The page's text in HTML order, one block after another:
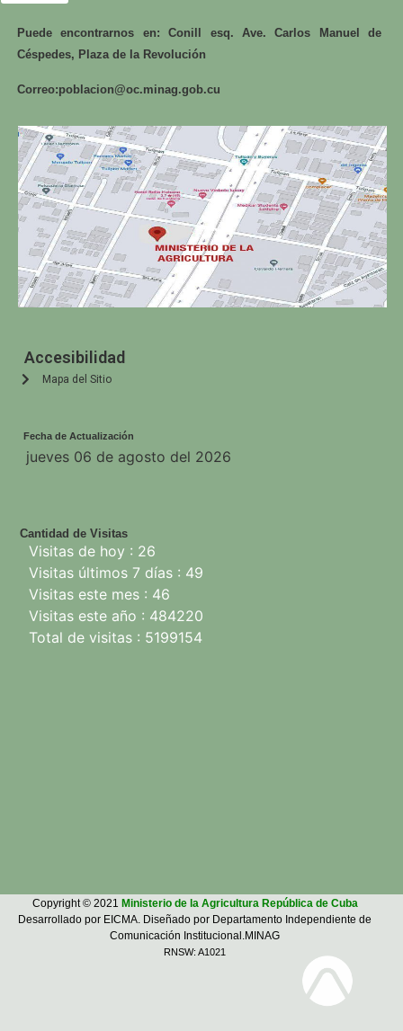
Puede encontrarnos en: Conill esq. Ave. Carlos Manuel de
Céspedes, Plaza de la Revolución
Correo:poblacion@oc.minag.gob.cu
Accesibilidad
Mapa del Sitio
Fecha de Actualización
Cantidad de Visitas
Visitas de hoy : 26
Visitas últimos 7 días : 49
Visitas este mes : 46
Visitas este año : 484220
Total de visitas : 5199154
jueves 06 de agosto del 2026
Copyright © 2021 Ministerio de la Agricultura República de Cuba
Desarrollado por EICMA. Diseñado por Departamento Independiente de
Comunicación Institucional.MINAG
RNSW: A1021